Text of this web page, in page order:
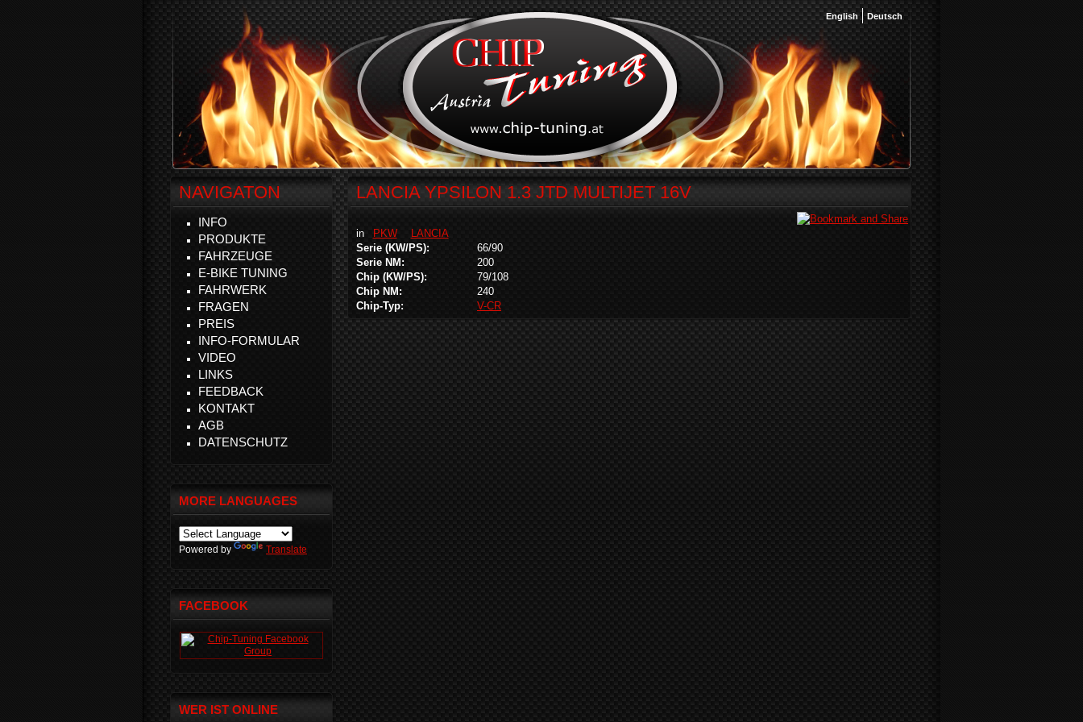
English Deutsch
LANCIA YPSILON 1.3 JTD MULTIJET 16V
in PKW
LANCIA
Serie (KW/PS):
66/90
Serie NM:
200
Chip (KW/PS):
79/108
Chip NM:
240
Chip-Typ:
V-CR
NAVIGATON
INFO
PRODUKTE
FAHRZEUGE
E-BIKE TUNING
FAHRWERK
FRAGEN
PREIS
INFO-FORMULAR
VIDEO
LINKS
FEEDBACK
KONTAKT
AGB
DATENSCHUTZ
MORE LANGUAGES
Powered by Translate
FACEBOOK
WER IST ONLINE